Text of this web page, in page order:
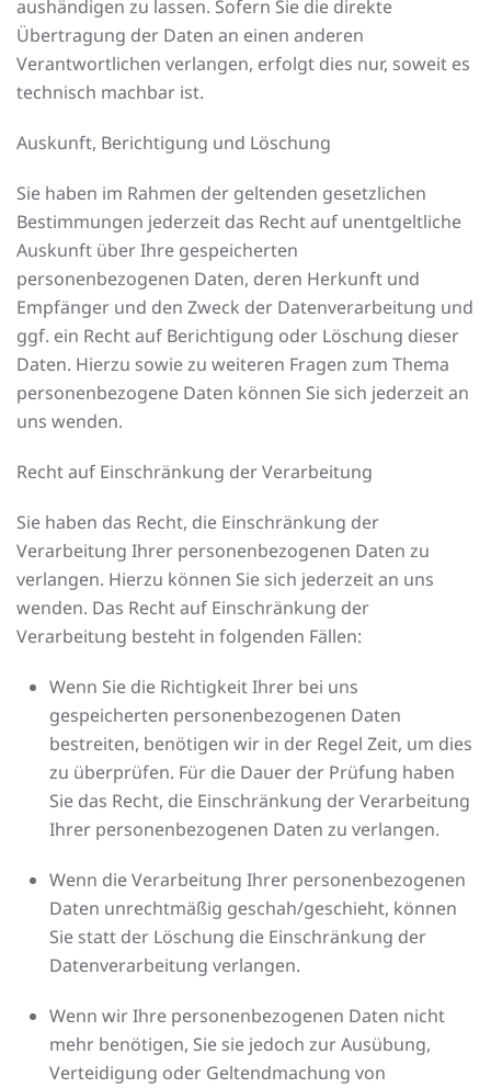
aushändigen zu lassen. Sofern Sie die direkte
Übertragung der Daten an einen anderen
Verantwortlichen verlangen, erfolgt dies nur, soweit es
technisch machbar ist.
Auskunft, Berichtigung und Löschung
Sie haben im Rahmen der geltenden gesetzlichen
Bestimmungen jederzeit das Recht auf unentgeltliche
Auskunft über Ihre gespeicherten
personenbezogenen Daten, deren Herkunft und
Empfänger und den Zweck der Datenverarbeitung und
ggf. ein Recht auf Berichtigung oder Löschung dieser
Daten. Hierzu sowie zu weiteren Fragen zum Thema
personenbezogene Daten können Sie sich jederzeit an
uns wenden.
Recht auf Einschränkung der Verarbeitung
Sie haben das Recht, die Einschränkung der
Verarbeitung Ihrer personenbezogenen Daten zu
verlangen. Hierzu können Sie sich jederzeit an uns
wenden. Das Recht auf Einschränkung der
Verarbeitung besteht in folgenden Fällen:
Wenn Sie die Richtigkeit Ihrer bei uns
gespeicherten personenbezogenen Daten
bestreiten, benötigen wir in der Regel Zeit, um dies
zu überprüfen. Für die Dauer der Prüfung haben
Sie das Recht, die Einschränkung der Verarbeitung
Ihrer personenbezogenen Daten zu verlangen.
Wenn die Verarbeitung Ihrer personenbezogenen
Daten unrechtmäßig geschah/geschieht, können
Sie statt der Löschung die Einschränkung der
Datenverarbeitung verlangen.
Wenn wir Ihre personenbezogenen Daten nicht
mehr benötigen, Sie sie jedoch zur Ausübung,
Verteidigung oder Geltendmachung von